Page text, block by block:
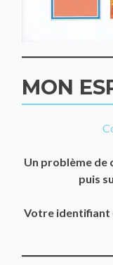
MON
Un problème de
puis
Votre identifiant